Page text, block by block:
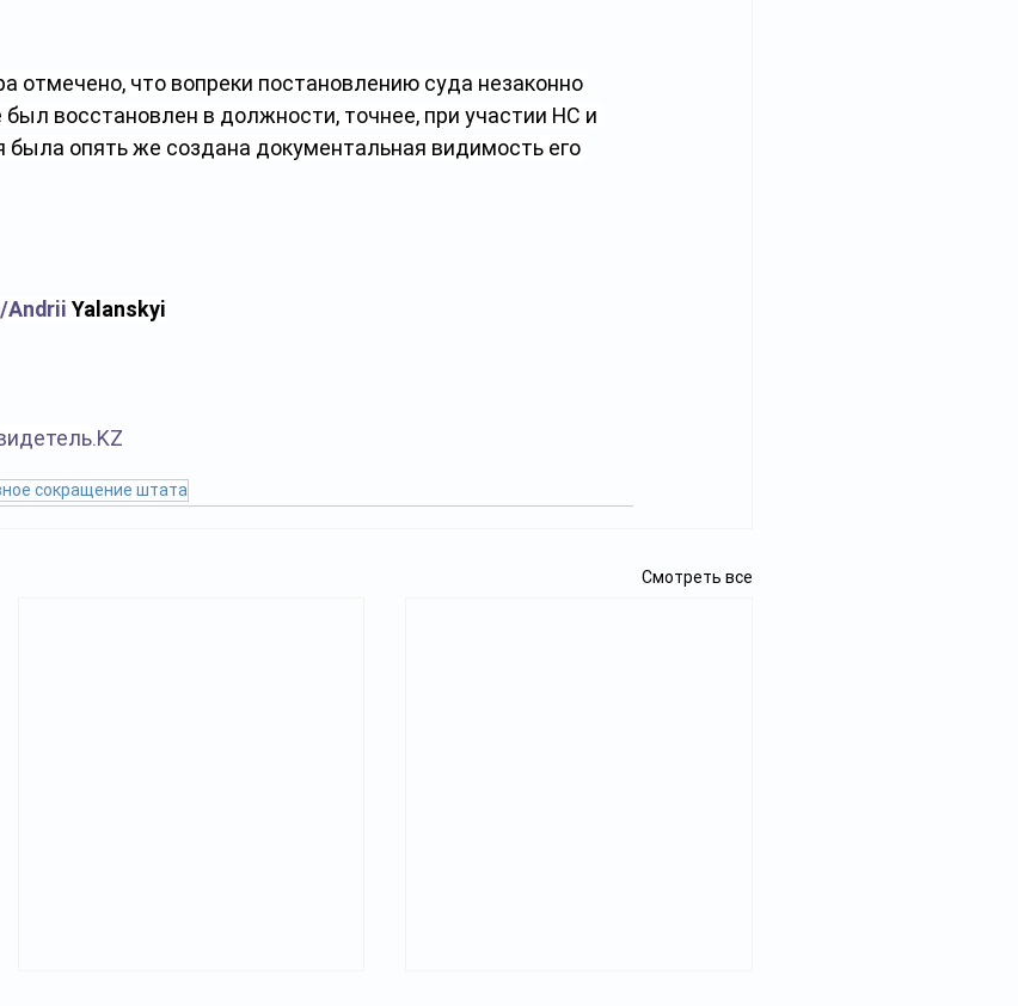
отмечено, что вопреки постановлению суда незаконно
восстановлен в должности, точнее, при участии НС и
была опять же создана документальная видимость его
Yalanskyi
сокращение штата
Смотреть все